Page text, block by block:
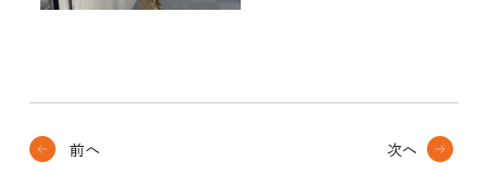
前へ 次へ